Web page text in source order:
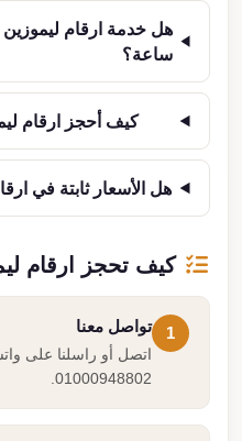
ساعة؟
كيف أحجز ارقام
هل الأسعار ثابتة في
كيف تحجز ارقام
1
تواصل معنا
اتصل أو راسلنا على
01000948802.